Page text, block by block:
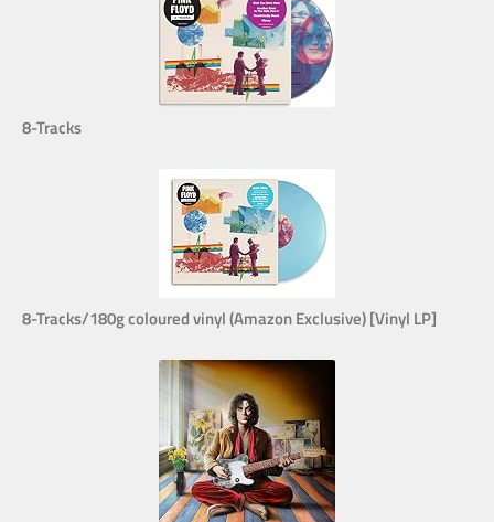
8-Tracks
8-Tracks/180g coloured vinyl (Amazon Exclusive) [Vinyl LP]